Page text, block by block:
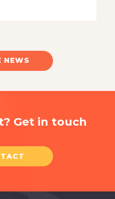
NEWS
Get in touch